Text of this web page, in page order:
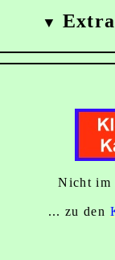
▼ Extra
Nicht im
... zu den